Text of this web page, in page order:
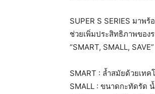
SUPER S SERIES มาพ
ช่วยเพิ่มประสิทธิภาพของ
“SMART, SMALL, SAVE”
SMART : ล้ำสมัยด้วยเทค
SMALL : ขนาดกะทัดรัด